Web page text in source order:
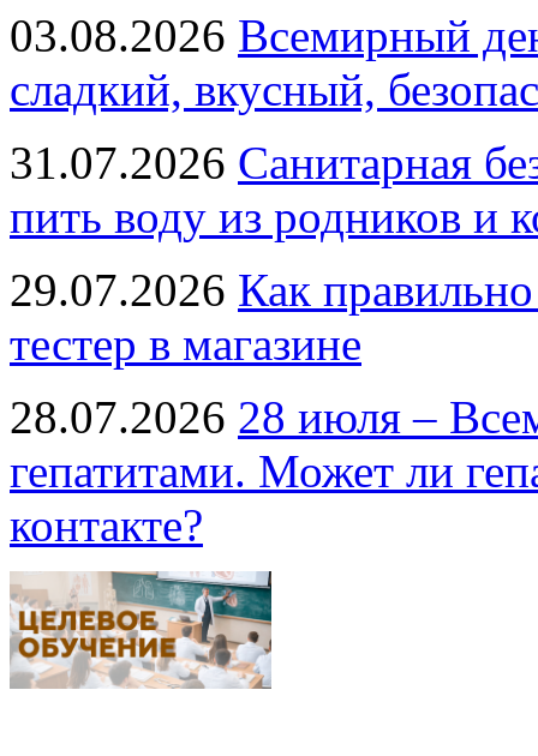
03.08.2026 Всемирный
сладкий, вкусный,
31.07.2026 Санитарная
пить воду из родников и
29.07.2026 Как
тестер в магазине
28.07.2026 28 июля –
гепатитами. Может ли
контакте?